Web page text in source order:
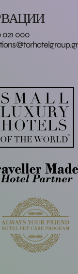
021 000